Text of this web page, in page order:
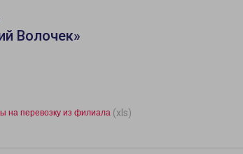
Волочек»
на перевозку из филиала (xls)